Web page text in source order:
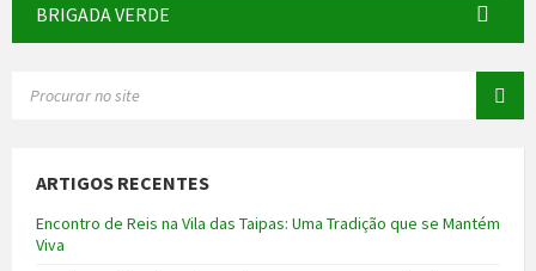
BRIGADA VERDE
ARTIGOS RECENTES
Encontro de Reis na Vila das Taipas: Uma Tradição que se Mantém
Viva